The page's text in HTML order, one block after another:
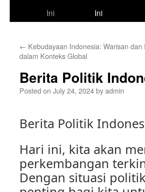
Ini
Ini
← Kebudayaan Indonesia: Warisan dan
dalam Konteks Global
Berita Politik
Posted on July 24, 2024byadmin
Berita Politik
Hari ini, kita akan
perkembangan
Dengan situasi